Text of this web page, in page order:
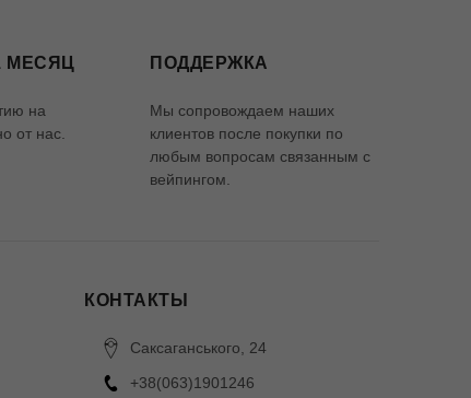
МЕСЯЦ
на
от нас.
ПОДДЕРЖКА
Мы сопровождаем наших
клиентов после покупки по
любым вопросам связанным с
вейпингом.
КОНТАКТЫ
Саксаганського, 24
+38(063)1901246